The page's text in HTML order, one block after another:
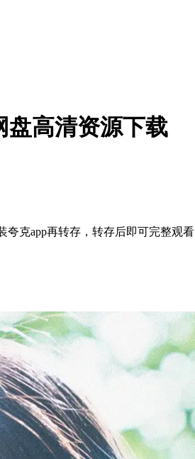
盘高清资源下载
克app再转存，转存后即可完整观